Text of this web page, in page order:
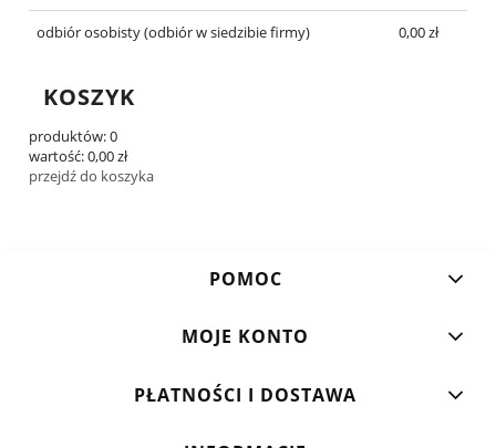
odbiór osobisty(odbiór w siedzibie firmy) 0,00 zł
KOSZYK
produktów:0
wartość:0,00 zł
przejdź do koszyka
POMOC
MOJE KONTO
PŁATNOŚCI I DOSTAWA